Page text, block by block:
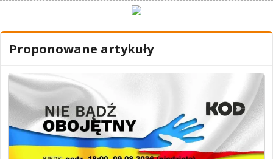
Proponowane artykuły